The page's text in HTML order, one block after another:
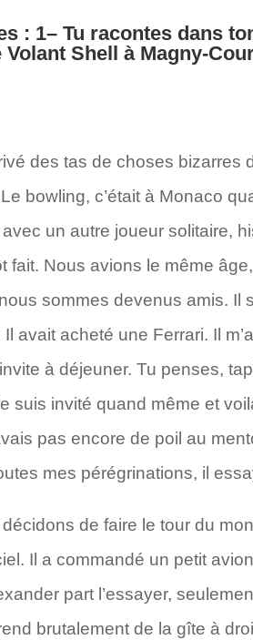
: 1– Tu racontes dans
Shell à Magny-
des tas de choses
bowling, c’était à Monaco
un autre joueur solitaire,
Nous avions le même
sommes devenus amis. Il
avait acheté une Ferrari. Il
à déjeuner. Tu penses,
suis invité quand même et
pas encore de poil au
mes pérégrinations, il
de faire le tour du
Il a commandé un petit
part l’essayer,
brutalement de la gîte à